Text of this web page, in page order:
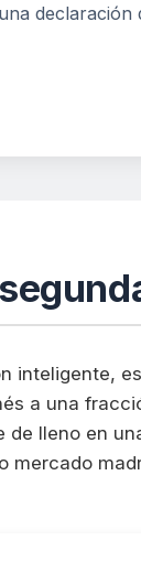
declaración
inteligente,
a una
lleno en
mercado